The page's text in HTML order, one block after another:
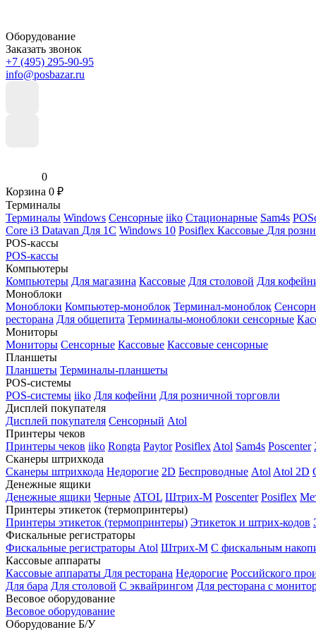
Оборудование
Заказать звонок
+7 (495) 295-90-95
info@posbazar.ru
0
Корзина 0 ₽
Терминалы
Терминалы Windows Сенсорные iiko Стационарные Sam4s
Core i3 Datavan Для 1С Windows 10 Posiflex Кассовые Для
POS-кассы
POS-кассы
Компьютеры
Компьютеры Для магазина Кассовые Для столовой Для
Моноблоки
Моноблоки Компьютер-моноблок Терминал-моноблок
ресторана Для общепита Терминалы-моноблоки сенсорные
Мониторы
Мониторы Сенсорные Кассовые Кассовые сенсорные
Планшеты
Планшеты Терминалы-планшеты
POS-системы
POS-системы iiko Для кофейни Для розничной торговли
Дисплей покупателя
Дисплей покупателя Сенсорный Atol
Принтеры чеков
Принтеры чеков iiko Rongta Paytor Posiflex Atol Sam4s Poscenter
Сканеры штрихкода
Сканеры штрихкода Недорогие 2D Беспроводные Atol Atol 2D
Денежные ящики
Денежные ящики Черные ATOL Штрих-М Poscenter Posiflex
Принтеры этикеток (термопринтеры)
Принтеры этикеток (термопринтеры) Этикеток и штрих-кодов
Фискальные регистраторы
Фискальные регистраторы Atol Штрих-М С фискальным
Кассовые аппараты
Кассовые аппараты Для ресторана Недорогие Российского
Для бара Для столовой С эквайрингом Для ресторана с
Весовое оборудование
Весовое оборудование
Оборудование Б/У